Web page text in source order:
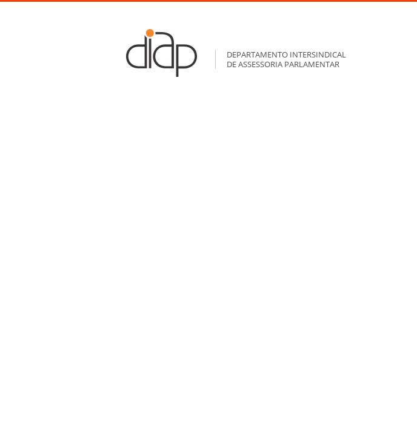
DEPARTAMENTO INTERSINDICAL
DE ASSESSORIA PARLAMENTAR